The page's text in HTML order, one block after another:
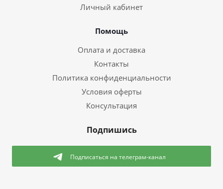
Личный кабинет
Помощь
Оплата и доставка
Контакты
Политика конфиденциальности
Условия оферты
Консультация
Подпишись
Подписаться на телеграм-канал